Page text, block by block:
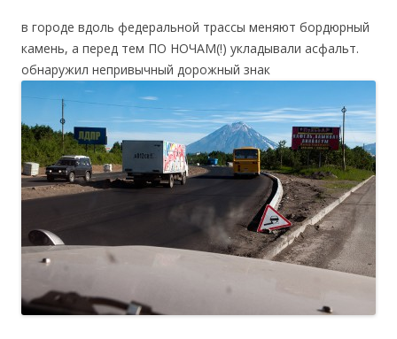
в городе вдоль федеральной трассы меняют бордюрный
камень, а перед тем ПО НОЧАМ(!) укладывали асфальт.
обнаружил непривычный дорожный знак